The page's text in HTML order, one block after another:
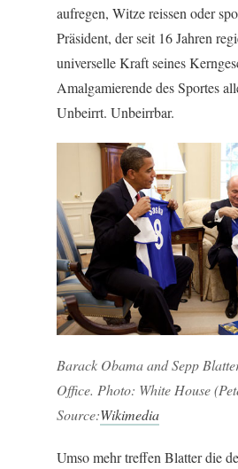
aufregen, Witze reissen oder
Präsident, der seit 16 Jahren
universelle Kraft seines
Amalgamierende des Sportes
Unbeirrt. Unbeirrbar.
Barack Obama and Sepp
Office. Photo: White House
Source:Wikimedia
Umso mehr treffen Blatter die